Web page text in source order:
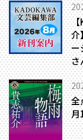
【
介
ー
さ
全
月